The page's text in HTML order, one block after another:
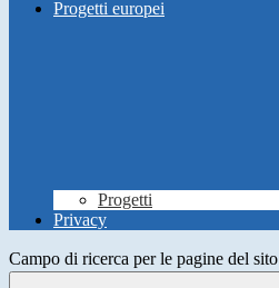
Progetti europei
Progetti
Privacy
Campo di ricerca per le pagine del sito